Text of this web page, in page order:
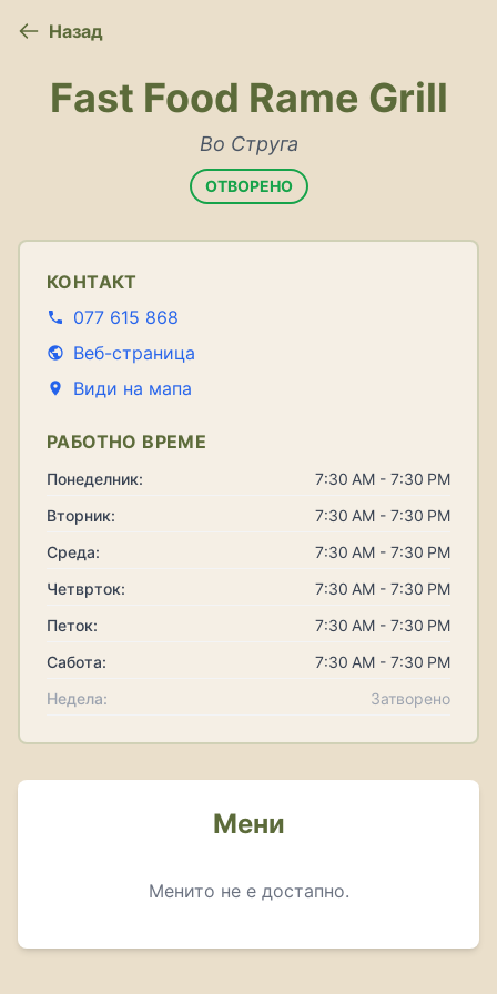
Назад
Fast Food Rame Grill
Во Струга
ОТВОРЕНО
КОНТАКТ
077 615 868
Веб-страница
Види на мапа
РАБОТНО ВРЕМЕ
Понеделник:
7:30 AM - 7:30 PM
Вторник:
7:30 AM - 7:30 PM
Среда:
7:30 AM - 7:30 PM
Четврток:
7:30 AM - 7:30 PM
Петок:
7:30 AM - 7:30 PM
Сабота:
7:30 AM - 7:30 PM
Недела:
Затворено
Мени
Менито не е достапно.